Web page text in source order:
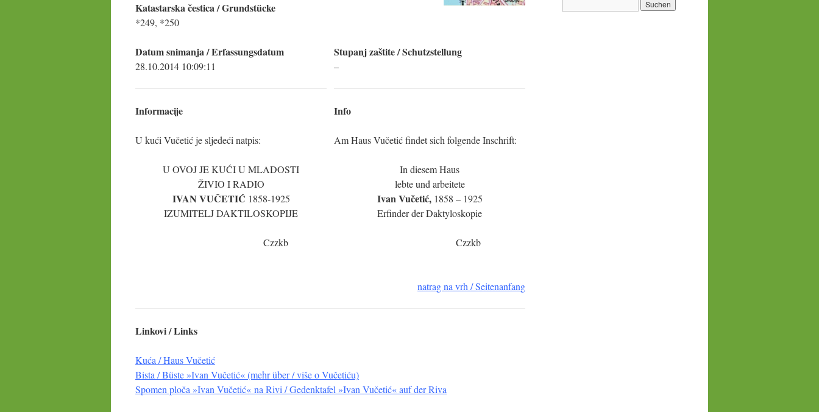
Katastarska čestica/ Grundstücke
*249, *250
Datum snimanja / Erfassungsdatum
28.10.2014 10:09:11
Informacije
U kući Vučetić je sljedeći natpis:
U OVOJ JE KUĆI U MLADOSTI
ŽIVIO I RADIO
IVAN VUČETIĆ 1858-1925
IZUMITELJ DAKTILOSKOPIJE
Czzkb
Stupanj zaštite/ Schutzstellung
–
Info
Am Haus Vučetić findet sich folgende Inschrift:
In diesem Haus
lebte und arbeitete
Ivan Vučetić,1858 – 1925
Erfinder der Daktyloskopie
Czzkb
natrag na vrh / Seitenanfang
Linkovi / Links
Kuća / Haus Vučetić
Bista / Büste »Ivan Vučetić« (mehr über / više o Vučetiću)
Spomen ploča »Ivan Vučetić« na Rivi / Gedenktafel »Ivan Vučetić« auf der Riva